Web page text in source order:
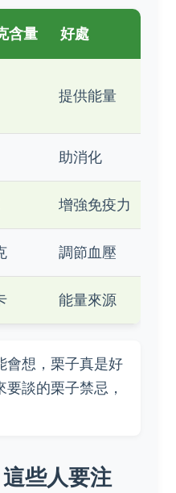
含量 好處
提供能量
助消化
增強免疫力
調節血壓
能量來源
會想，栗子真是好
談的栗子禁忌，
些人要注